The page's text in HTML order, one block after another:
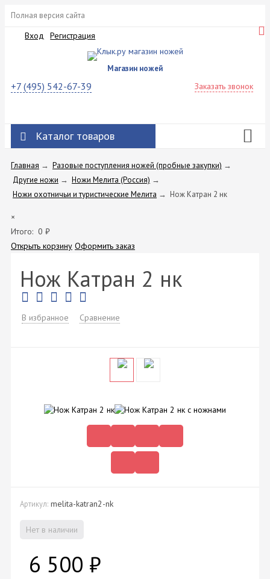
Полная версия сайта
Вход Регистрация
Магазин ножей
+7 (495) 542-67-39 Заказать звонок
Каталог товаров
Главная → Разовые поступления ножей (пробные закупки) →
Другие ножи → Ножи Мелита (Россия) →
Ножи охотничьи и туристические Мелита → Нож Катран 2 нк
×
Итого: 0 ₽
Открыть корзину Оформить заказ
Нож Катран 2 нк
В избранное Сравнение
Артикул: melita-katran2-nk
Нет в наличии
6 500 ₽